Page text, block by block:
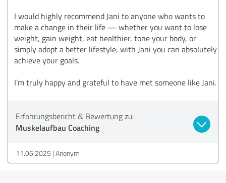
I would highly recommend Jani to anyone who wants to
make a change in their life — whether you want to lose
weight, gain weight, eat healthier, tone your body, or
simply adopt a better lifestyle, with Jani you can absolutely
achieve your goals.
I’m truly happy and grateful to have met someone like Jani.
Erfahrungsbericht & Bewertung zu:
Muskelaufbau Coaching
11.06.2025 Anonym